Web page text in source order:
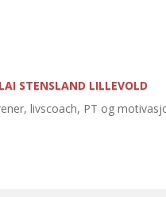
STENSLAND LILLEVOLD
livscoach, PT og